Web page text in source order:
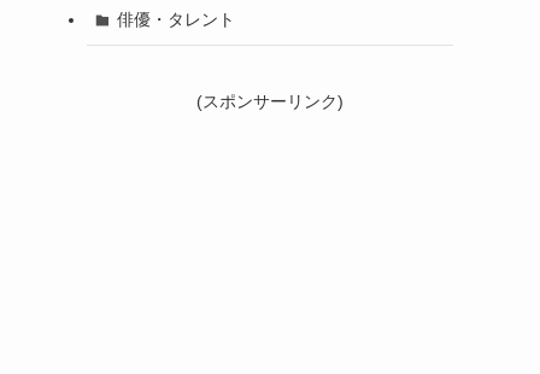
俳優・タレント
(スポンサーリンク)